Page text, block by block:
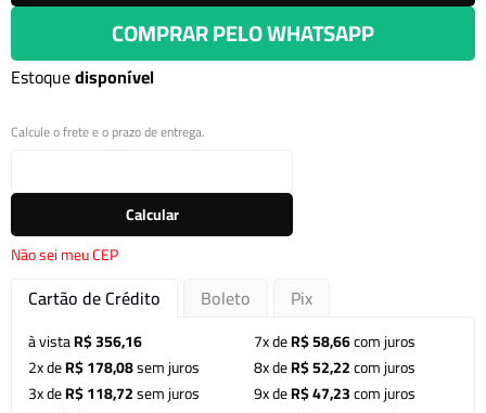
COMPRAR PELO WHATSAPP
Estoquedisponível
Calcule o frete e o prazo de entrega.
Calcular
Não sei meu CEP
Cartão de Crédito Boleto Pix
à vistaR$ 356,16
2x deR$ 178,08sem juros
3x deR$ 118,72sem juros
7x deR$ 58,66com juros
8x deR$ 52,22com juros
9x deR$ 47,23com juros